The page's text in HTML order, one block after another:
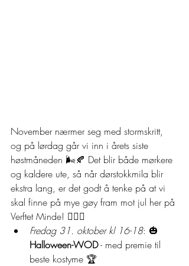
November nærmer seg med stormskritt,
og på lørdag går vi inn i årets siste
høstmåneden 🌬️🍂 Det blir både mørkere
og kaldere ute, så når dørstokkmila blir
ekstra lang, er det godt å tenke på at vi
skal finne på mye gøy fram mot jul her på
Verftet Minde! 🏋️‍♀️🌈
Fredag 31. oktober kl 16-18: 🎃
Halloween-WOD - med premie til
beste kostyme 🏆